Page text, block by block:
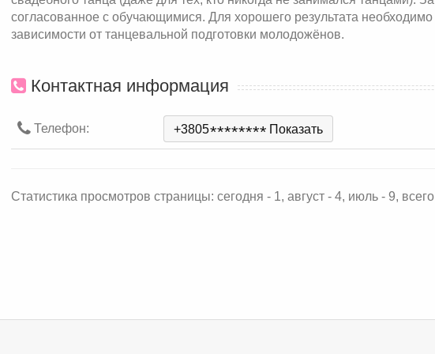
согласованное с обучающимися. Для хорошего результата
зависимости от танцевальной подготовки молодожёнов.
Контактная информация
Телефон: +3805******** Показать
Статистика просмотров страницы: сегодня - 1, август - 4, июль - 9,